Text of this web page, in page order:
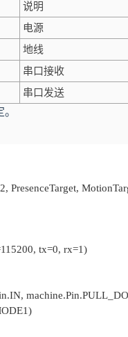
说明
电源
地线
串口接收
串口发送
c4002 = DFRobot_C4002(uart_num=1, baud=115200, tx=0, rx=1)